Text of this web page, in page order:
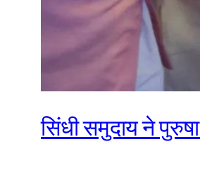
सिंधी समुदाय ने